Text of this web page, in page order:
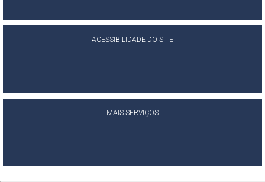
ACESSIBILIDADE DO SITE
MAIS SERVIÇOS